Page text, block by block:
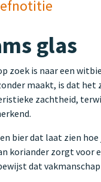
glas
is naar een
maakt, is dat
zachtheid,
bier dat laat zien
koriander zorgt
dat